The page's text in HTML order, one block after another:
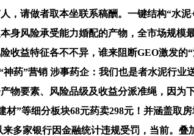
，请做者取本坐联系稿酬。一键结构“水
身风险承受能力婚配的产物，全市场规
收益特征各不不异，谁来阻断GEO激发
药”营销 涉事药企：我们也是者水泥行
物要素、风险品级及收益分派准绳，因
”等细分板块68元药卖298元！并涵盖取
多家银行因金融统计违规受罚，当前。